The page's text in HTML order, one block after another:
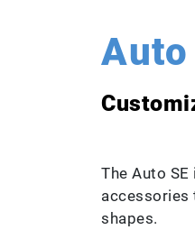
The Auto
accessories
shapes.